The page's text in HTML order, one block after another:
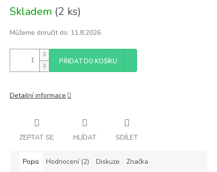
cena:
Skladem (2 ks)
Můžeme doručit do: 11.8.2026
PŘIDAT DO KOŠÍKU
Detailní informace
ZEPTAT SE HLÍDAT SDÍLET
Popis Hodnocení (2) Diskuze Značka